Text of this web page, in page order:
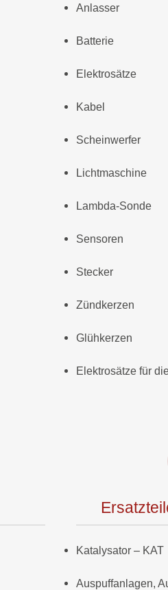
Anlasser
Batterie
Elektrosätze
Kabel
Scheinwerfer
Lichtmaschine
Lambda-Sonde
Sensoren
Stecker
Zündkerzen
Glühkerzen
Elektrosätze für
Katalysator – KAT
Auspuffanlagen,